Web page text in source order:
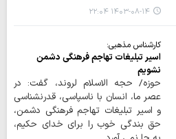
۱۴۰۳-۰۸-۱۴ ۲۲:۰۴
کارشناس مذهبی:
اسیر تبلیغات تهاجم فرهنگی دشمن
نشویم
حوزه/ حجه الاسلام لروند، گفت: در
عصر ما، انسان با ناسپاسی، قدرنشناسی
و اسیر تبلیغات تهاجم فرهنگی دشمن،
حق بندگی خوب را برای خدای حکیم،